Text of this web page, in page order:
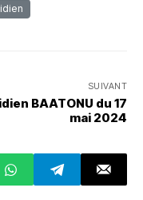
SUIVANT
BAATONU du 17
mai 2024